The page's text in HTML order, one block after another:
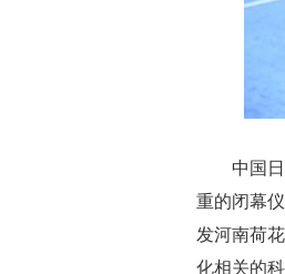
中国
重的闭幕
发河南荷
化相关的